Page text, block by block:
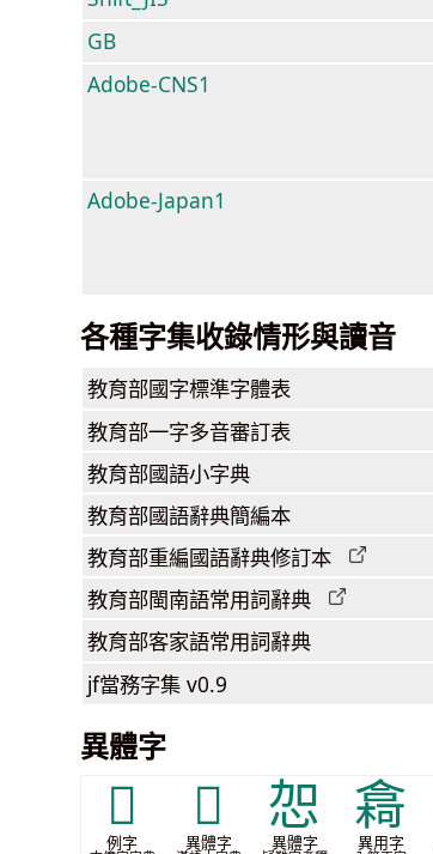
GB
Adobe-CNS1
Adobe-Japan1
各種字集收錄情形與讀音
教育部國字標準字體表
教育部一字多音審訂表
教育部國語小字典
教育部國語辭典簡編本
教育部重編國語辭典修訂本
教育部閩南語常用詞辭典
教育部客家語常用詞辭典
jf當務字集 v0.9
異體字
𣘁
例字
𣝺
異體字
㤎
異體字
樖
異用字